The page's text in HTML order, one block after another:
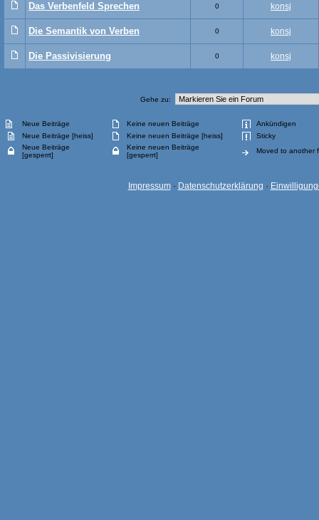
Das Verbenfeld Sprechen 0 konsj
Die Semantik von Verben 0 konsj
Die Passivisierung 0 konsj
Gehe zu:
Neue Beiträge Keine neuen Beiträge
Ankündigen
Neue Beiträge [heiss]
Keine neuen Beiträge [heiss]
Sticky
Neue Beiträge
[gesperrt]
Keine neuen Beiträge
[gesperrt]
Moved to another
Impressum· Datenschutzerklärung ·